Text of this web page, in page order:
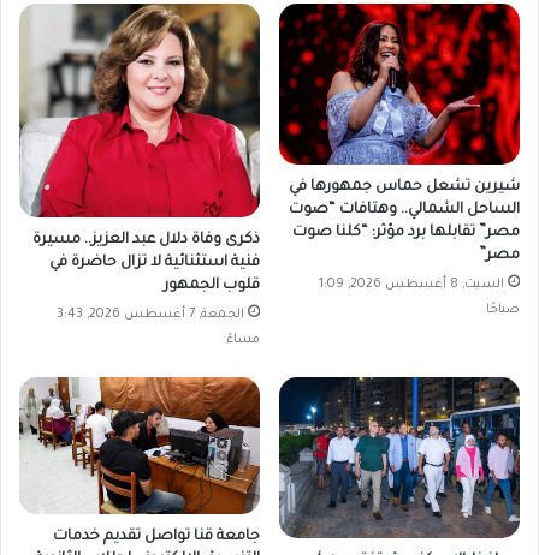
شيرين تشعل حماس جمهورها في
الساحل الشمالي.. وهتافات “صوت
مصر” تقابلها برد مؤثر: “كلنا صوت
مصر”
السبت, 8 أغسطس 2026, 1:09
صباحًا
ذكرى وفاة دلال عبد العزيز.. مسيرة
فنية استثنائية لا تزال حاضرة في
قلوب الجمهور
الجمعة, 7 أغسطس 2026, 3:43
مساءً
جامعة قنا تواصل تقديم خدمات